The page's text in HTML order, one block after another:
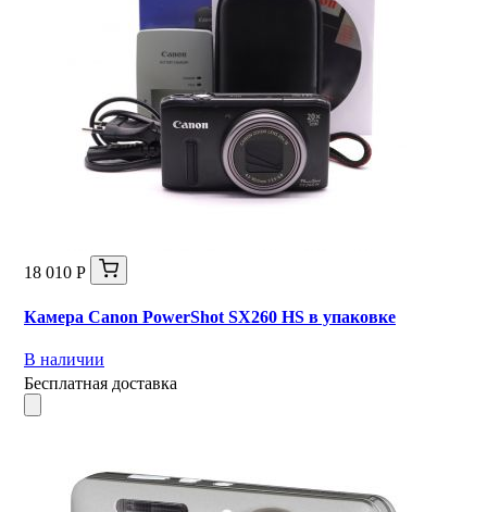
18 010 Р
Камера Canon PowerShot SX260 HS в упаковке
В наличии
Бесплатная доставка